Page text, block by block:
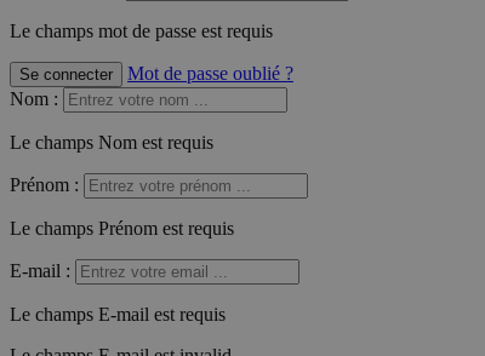
Le champs mot de passe est requis
Se connecter
Mot de passe oublié ?
Nom :
Le champs Nom est requis
Prénom :
Le champs Prénom est requis
E-mail :
Le champs E-mail est requis